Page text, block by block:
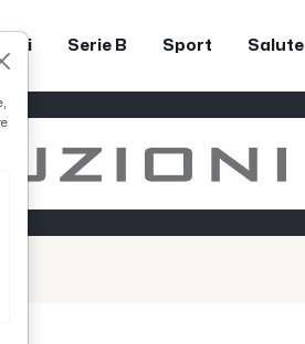
Serie B Sport Salute